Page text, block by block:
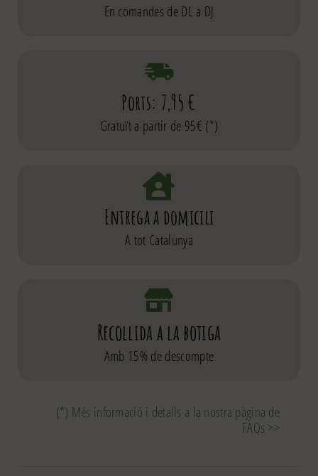
En comandes de DL a DJ
Ports: 7,95 €
Gratuït a partir de 95€ (*)
Entrega a domicili
A tot Catalunya
Recollida a la botiga
Amb 15% de descompte
(*) Més informació i detalls a la nostra pàgina de
FAQs >>